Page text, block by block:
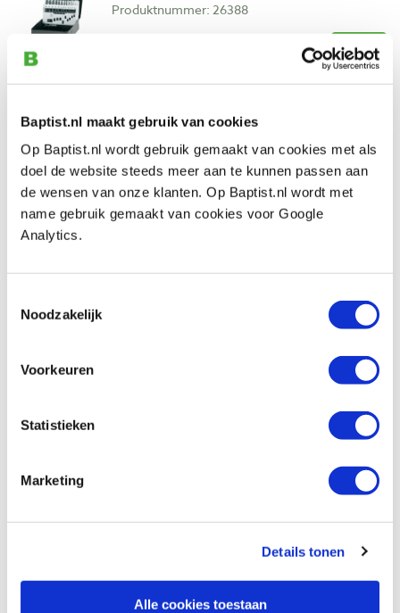
Baptist.nl maakt gebruik van cookies
Op Baptist.nl wordt gebruik gemaakt van cookies met als
doel de website steeds meer aan te kunnen passen aan
de wensen van onze klanten. Op Baptist.nl wordt met
name gebruik gemaakt van cookies voor Google
Analytics.
Noodzakelijk
Voorkeuren
Statistieken
Marketing
Details tonen
Alle cookies toestaan
Produktnummer: 26388
Auf Lager
Vergleich
JSP Stealth beschermbril transparant
glas
Produktnummer: 28641
Kroon oil metaalbewerkingsolie espadon
Vergleich
PB centerpons 2 mm
Produktnummer: 101461